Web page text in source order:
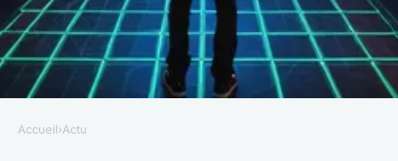
Accueil›Actu